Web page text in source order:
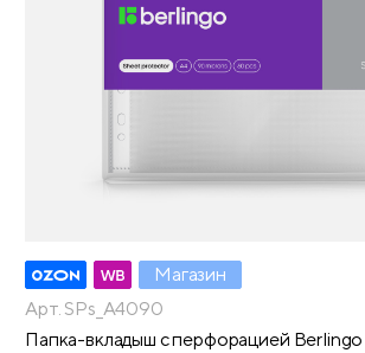
Магазин
Арт. SPs_A4090
Папка-вкладыш с перфорацией Berlingo